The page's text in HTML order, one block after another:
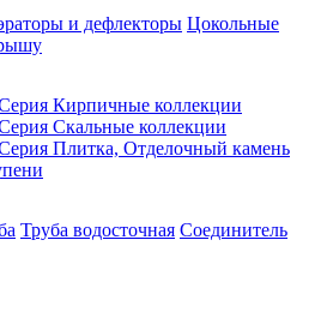
и дефлекторы Цокольные
Кирпичные коллекции
Скальные коллекции
Плитка, Отделочный камень
Труба водосточная Соединитель